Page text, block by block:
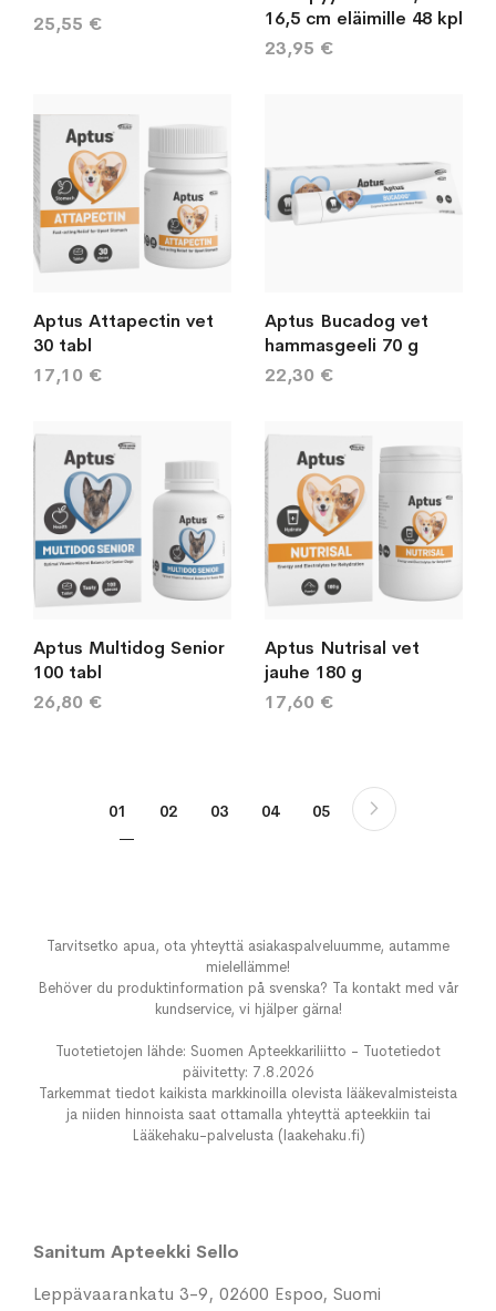
25,55 €
16,5 cm eläimille 48 kpl
23,95 €
Aptus Attapectin vet
30 tabl
17,10 €
Aptus Bucadog vet
hammasgeeli 70 g
22,30 €
Aptus Multidog Senior
100 tabl
26,80 €
Aptus Nutrisal vet
jauhe 180 g
17,60 €
You're currently reading page
01 Sivu
02 Sivu
03 Sivu
04 Sivu
05 Sivu
Seuraava
Tarvitsetko apua, ota yhteyttä asiakaspalveluumme, autamme
mielellämme!
Behöver du produktinformation på svenska? Ta kontakt med vår
kundservice, vi hjälper gärna!
Tuotetietojen lähde: Suomen Apteekkariliitto - Tuotetiedot
päivitetty: 7.8.2026
Tarkemmat tiedot kaikista markkinoilla olevista lääkevalmisteista
ja niiden hinnoista saat ottamalla yhteyttä apteekkiin tai
Lääkehaku-palvelusta (laakehaku.fi)
Sanitum Apteekki Sello
Leppävaarankatu 3-9, 02600 Espoo, Suomi